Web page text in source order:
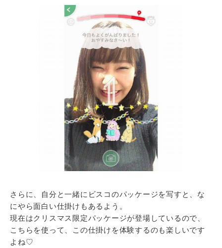
さらに、自分と一緒にビスコのパッケージを写すと、な
にやら面白い仕掛けもあるよう。
現在はクリスマス限定パッケージが登場しているので、
こちらを使って、この仕掛けを体験するのも楽しいです
よね♡